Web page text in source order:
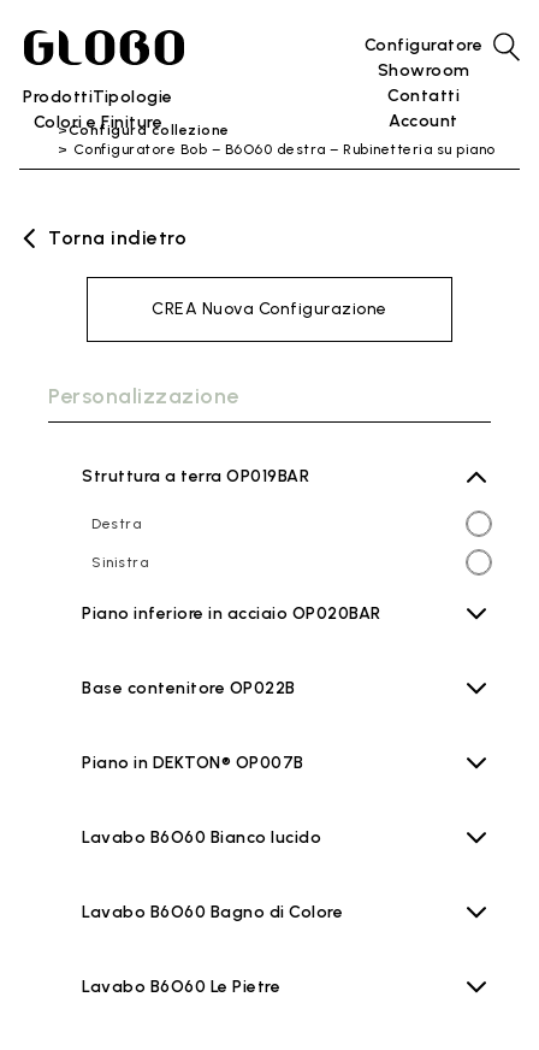
ProdottiTipologie
Colori e Finiture
Configuratore
Showroom
Contatti
Account
Configura collezione
Configuratore Bob – B6O60 destra – Rubinetteria su piano
Torna indietro
CREA Nuova Configurazione
Personalizzazione
Struttura a terra OP019BAR
Destra
Sinistra
Piano inferiore in acciaio OP020BAR
Base contenitore OP022B
Piano in DEKTON® OP007B
Lavabo B6O60 Bianco lucido
Lavabo B6O60 Bagno di Colore
Lavabo B6O60 Le Pietre